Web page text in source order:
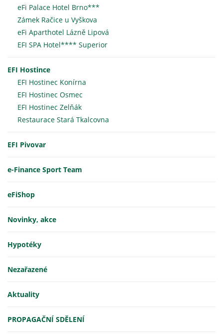
eFi Palace Hotel Brno***
Zámek Račice u Vyškova
eFi Aparthotel Lázně Lipová
EFI SPA Hotel**** Superior
EFI Hostince
EFI Hostinec Konírna
EFI Hostinec Osmec
EFI Hostinec Zelňák
Restaurace Stará Tkalcovna
EFI Pivovar
e-Finance Sport Team
eFiShop
Novinky, akce
Hypotéky
Nezařazené
Aktuality
PROPAGAČNÍ SDĚLENÍ